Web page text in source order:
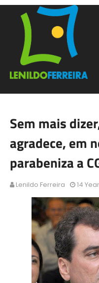
Sem mais
agradece, em
parabeniza a
Lenildo Ferreira 14